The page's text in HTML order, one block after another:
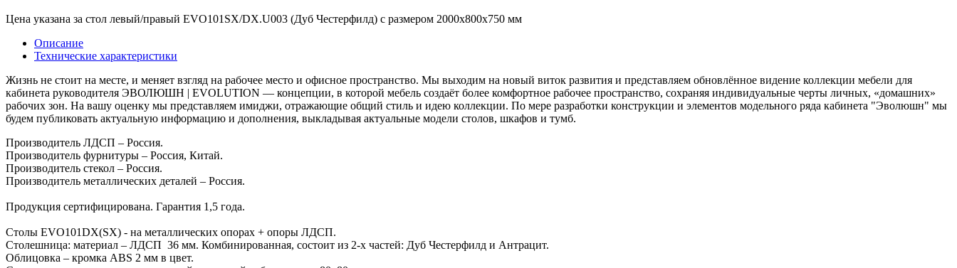
Цена указана за стол левый/правый EVO101SX/DX.U003 (Дуб Честерфилд) с размером 2000х800х750 мм
Описание
Технические характеристики
Жизнь не стоит на месте, и меняет взгляд на рабочее место и офисное пространство. Мы выходим на новый виток развития и представляем обновлённое видение коллекции мебели для
кабинета руководителя ЭВОЛЮШН | EVOLUTION — концепции, в которой мебель создаёт более комфортное рабочее пространство, сохраняя индивидуальные черты личных, «домашних»
рабочих зон. На вашу оценку мы представляем имиджи, отражающие общий стиль и идею коллекции. По мере разработки конструкции и элементов модельного ряда кабинета "Эволюшн" мы
будем публиковать актуальную информацию и дополнения, выкладывая актуальные модели столов, шкафов и тумб.
Производитель ЛДСП – Россия.
Производитель фурнитуры – Россия, Китай.
Производитель стекол – Россия.
Производитель металлических деталей – Россия.
Продукция сертифицирована. Гарантия 1,5 года.
Столы EVO101DX(SX) - на металлических опорах + опоры ЛДСП.
Столешница: материал – ЛДСП 36 мм. Комбинированная, состоит из 2-х частей: Дуб Честерфилд и Антрацит.
Облицовка – кромка ABS 2 мм в цвет.